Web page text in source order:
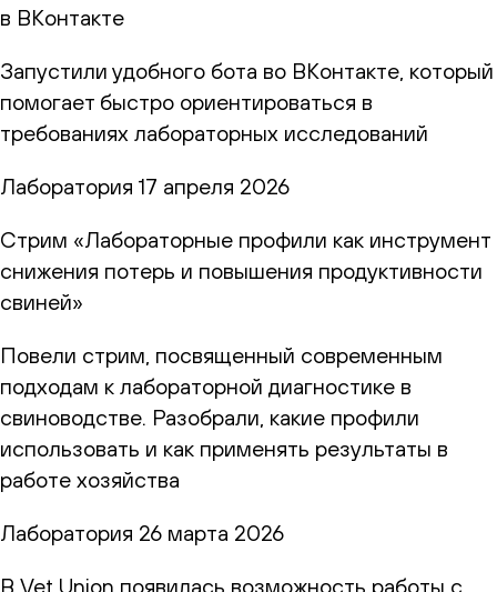
в ВКонтакте
Запустили удобного бота во ВКонтакте, который
помогает быстро ориентироваться в
требованиях лабораторных исследований
Лаборатория 17 апреля 2026
Стрим «Лабораторные профили как инструмент
снижения потерь и повышения продуктивности
свиней»
Повели стрим, посвященный современным
подходам к лабораторной диагностике в
свиноводстве. Разобрали, какие профили
использовать и как применять результаты в
работе хозяйства
Лаборатория 26 марта 2026
В Vet Union появилась возможность работы с